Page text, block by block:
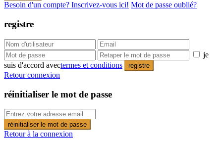
Besoin d'un compte? Inscrivez-vous ici! Mot de passe oublié?
registre
je
suis d'accord avectermes et conditions registre
Retour connexion
réinitialiser le mot de passe
réinitialiser le mot de passe
Retour à la connexion